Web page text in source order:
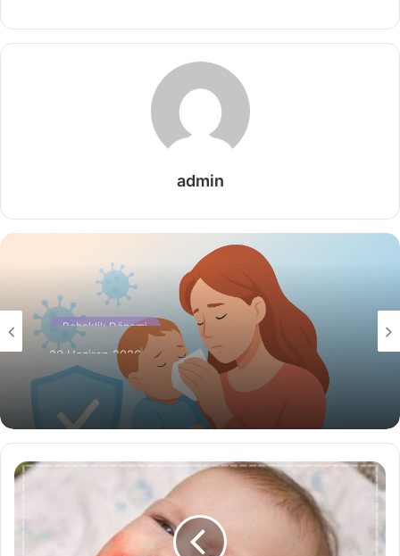
admin
Bebeklik Dönemi
20 Haziran 2026
Bebeklerde Grip ve Soğuk Algınlığından
Korunma Yolları